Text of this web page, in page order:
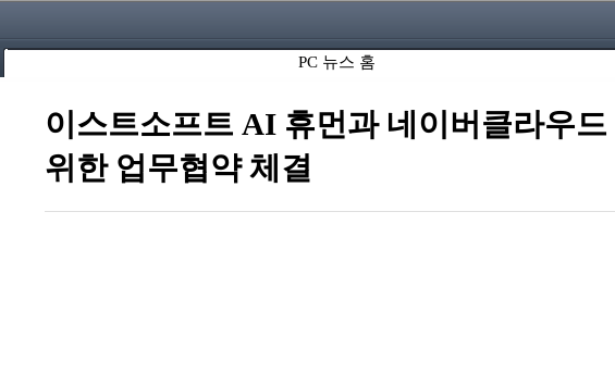
PC 뉴스 홈
이스트소프트 AI 휴먼과 네이버클라우
위한 업무협약 체결